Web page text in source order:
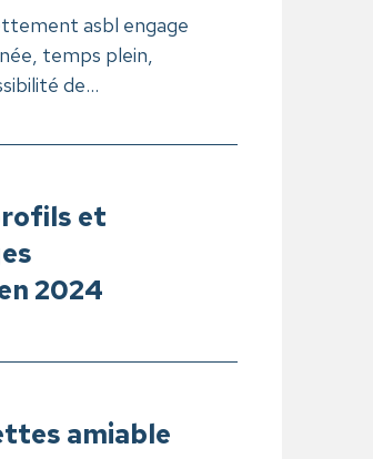
asbl engage
temps plein,
de...
et
2024
amiable